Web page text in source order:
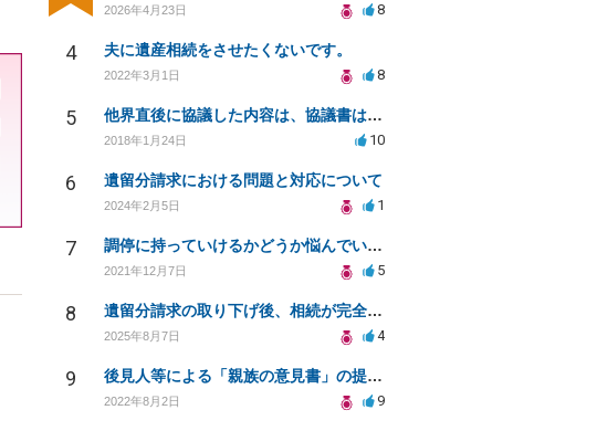
2026年4月23日 8
4 夫に遺産相続をさせたくないです。
2022年3月1日 8
5 他界直後に協議した内容は、協議書はないが反映されるのでしょうか？
2018年1月24日 10
6 遺留分請求における問題と対応について
2024年2月5日 1
7 調停に持っていけるかどうか悩んでいます
2021年12月7日 5
8 遺留分請求の取り下げ後、相続が完全終了するか確認したい
2025年8月7日 4
9 後見人等による「親族の意見書」の提出を無視した場合のデメリットと今後に関して
2022年8月2日 9